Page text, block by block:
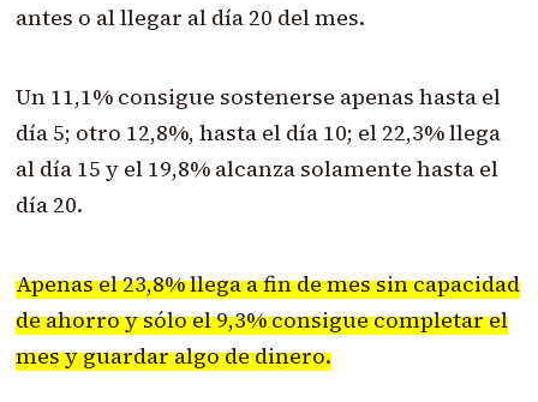
antes o al llegar al día 20 del mes.
Un 11,1% consigue sostenerse apenas hasta el
día 5; otro 12,8%, hasta el día 10; el 22,3% llega
al día 15 y el 19,8% alcanza solamente hasta el
día 20.
Apenas el 23,8% llega a fin de mes sin capacidad
de ahorro y sólo el 9,3% consigue completar el
mes y guardar algo de dinero.